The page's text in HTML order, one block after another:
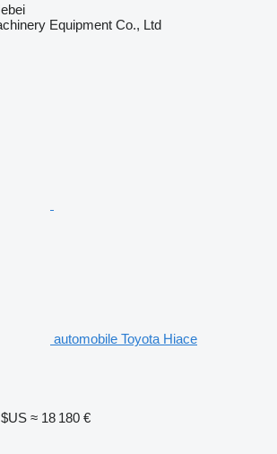
Equipment Co., Ltd
automobile Toyota Hiace
≈ 18 180 €